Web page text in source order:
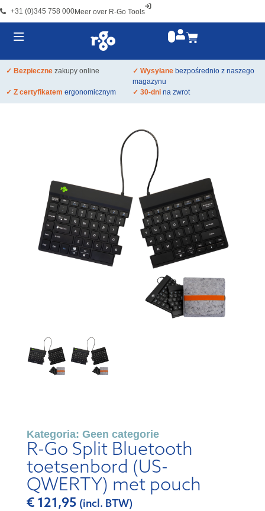
+31 (0)345 758 000Meer over R-Go Tools
✓ Bezpieczne zakupy online ✓ Wysyłane bezpośrednio z naszego
magazynu
✓ Z certyfikatem ergonomicznym ✓ 30-dni na zwrot
Kategoria: Geen categorie
R-Go Split Bluetooth
toetsenbord (US-
QWERTY) met pouch
€121,95 (incl. BTW)